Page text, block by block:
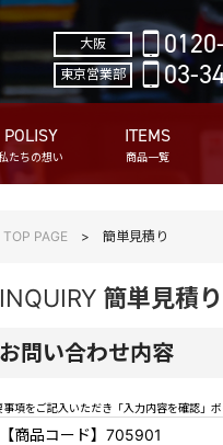
POLISY
たちの想い
ITEMS
商品一覧
大阪
東京営業部 03-
TOP PAGE 簡単見積り
INQUIRY 簡単見積り
お問い合わせ内容
事項をご記入いただき「入力内容を確認」ボ
【商品コード】705901